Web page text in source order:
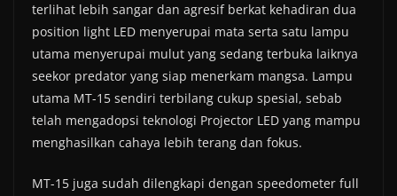
terlihat lebih sangar dan agresif berkat kehadiran dua
position light LED menyerupai mata serta satu lampu
utama menyerupai mulut yang sedang terbuka laiknya
seekor predator yang siap menerkam mangsa. Lampu
utama MT-15 sendiri terbilang cukup spesial, sebab
telah mengadopsi teknologi Projector LED yang mampu
menghasilkan cahaya lebih terang dan fokus.
MT-15 juga sudah dilengkapi dengan speedometer full